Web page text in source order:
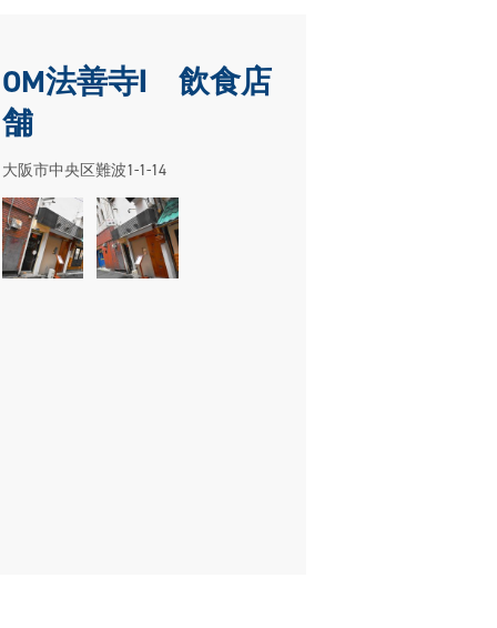
OM法善寺Ⅰ 飲食店
舗
大阪市中央区難波1-1-14